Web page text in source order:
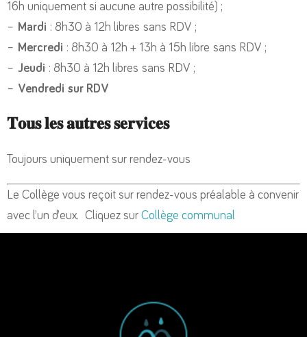
16h uniquement si aucune autre possibilité) ;
– Mardi : 8h30 à 12h libres sans RDV ;
– Mercredi : 8h30 à 12h + 13h à 15h libre sans RDV ;
– Jeudi : 8h30 à 12h libres sans RDV ;
– Vendredi sur RDV
𝐓𝐨𝐮𝐬 𝐥𝐞𝐬 𝐚𝐮𝐭𝐫𝐞𝐬 𝐬𝐞𝐫𝐯𝐢𝐜𝐞𝐬
Toujours uniquement sur rendez-vous
Le Collège vous reçoit sur rendez-vous préalable à convenir
avec l’un d’eux. Cliquez sur Collège communal